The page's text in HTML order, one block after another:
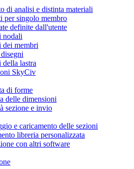
di analisi e distinta materiali
per singolo membro
definite dall'utente
nodali
dei membri
della lastra
SkyCiv
di forme
delle dimensioni
sezione e invio
e caricamento delle sezioni
libreria personalizzata
con altri software